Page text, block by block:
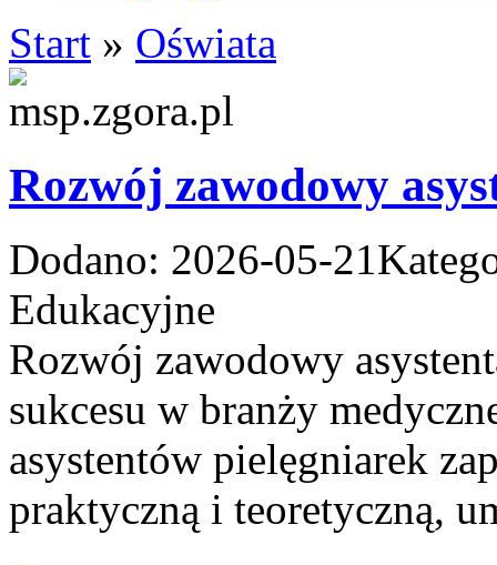
Start » Oświata
Rozwój zawodowy
Dodano: 2026-05-21
Edukacyjne
Rozwój zawodowy
sukcesu w branży
asystentów pielęgniarek
praktyczną i teoretyczną,